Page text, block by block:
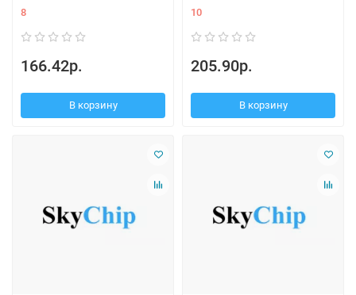
8
166.42р.
В корзину
10
205.90р.
В корзину